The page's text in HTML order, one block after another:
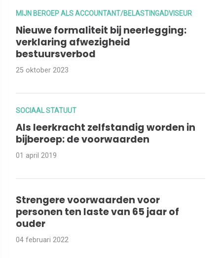
MIJN BEROEP ALS ACCOUNTANT/BELASTINGADVISEUR
Nieuwe formaliteit bij neerlegging:
verklaring afwezigheid
bestuursverbod
25 oktober 2023
SOCIAAL STATUUT
Als leerkracht zelfstandig worden in
bijberoep: de voorwaarden
01 april 2019
Strengere voorwaarden voor
personen ten laste van 65 jaar of
ouder
04 februari 2022